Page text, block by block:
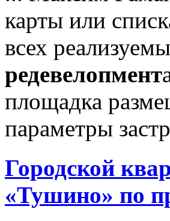
карты или
всех
редевелопмент
площадка
параметры
Городской
«Тушино» по